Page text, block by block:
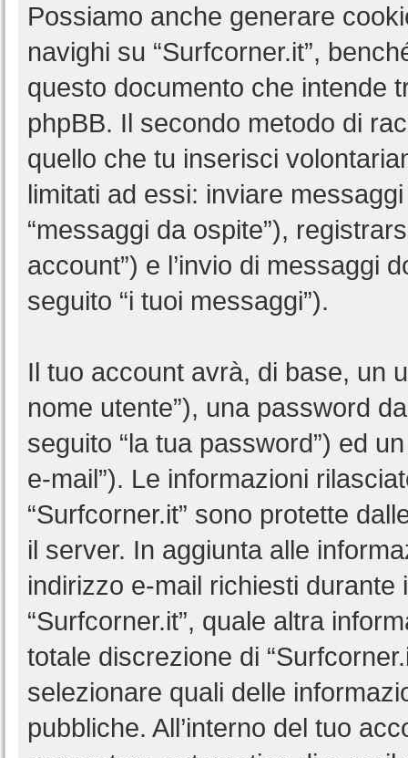
Possiamo anche generare
navighi su “Surfcorner.it”,
questo documento che intende
phpBB. Il secondo metodo di
quello che tu inserisci
limitati ad essi: inviare
“messaggi da ospite”),
account”) e l’invio di messaggi
seguito “i tuoi messaggi”).
Il tuo account avrà, di base, un
nome utente”), una password
seguito “la tua password”) ed
e-mail”). Le informazioni
“Surfcorner.it” sono protette
il server. In aggiunta alle
indirizzo e-mail richiesti
“Surfcorner.it”, quale altra
totale discrezione di
selezionare quali delle
pubbliche. All’interno del tuo